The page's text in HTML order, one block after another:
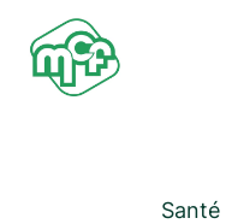
Santé